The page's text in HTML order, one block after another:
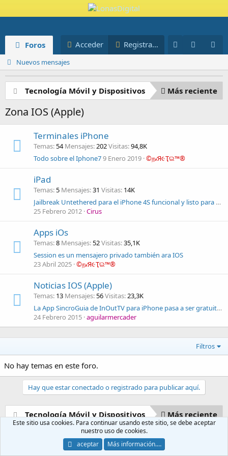
Foros Blog
Acceder
Registrarse
Nuevos mensajes
Tecnología Móvil y Dispositivos Más reciente
Zona IOS (Apple)
Terminales iPhone
Temas 54 Mensajes 202Visitas 94,8K
Todo sobre el Iphone79 Enero 2019 ©ற𝒾Я૯Ҭଇ™®
iPad
Temas 5 Mensajes 31 Visitas 14K
Jailbreak Untethered para el iPhone 4S funcional y listo para descargar
25 Febrero 2012 Cirus
Apps iOs
Temas 8 Mensajes 52Visitas 35,1K
Session es un mensajero privado también ara IOS
23 Abril 2025 ©ற𝒾Я૯Ҭଇ™®
Noticias IOS (Apple)
Temas 13 Mensajes 56Visitas 23,3K
La App SincroGuia de InOutTV para iPhone pasa a ser gratuita en la App Store
24 Febrero 2015 aguilarmercader
Filtros
No hay temas en este foro.
Hay que estar conectado o registrado para publicar aquí.
Tecnología Móvil y Dispositivos Más reciente
Español (ES)
Este sitio usa cookies. Para continuar usando este sitio, se debe aceptar
nuestro uso de cookies.
aceptar
Más información.…